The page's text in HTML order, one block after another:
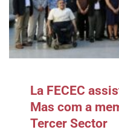
La FECEC
Mas com a
Tercer Sector